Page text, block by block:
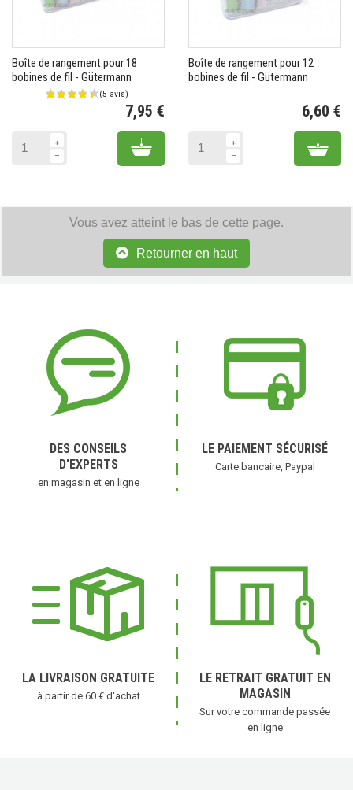
Boîte de rangement pour 18
bobines de fil - Gütermann
7,95 €
Add to cart
Boîte de rangement pour 12
bobines de fil - Gütermann
6,60 €
Add
Vous avez atteint le bas de cette page.
Retourner en haut
DES CONSEILS
D'EXPERTS
en magasin et en ligne
LE PAIEMENT SÉCURISÉ
Carte bancaire, Paypal
LA LIVRAISON GRATUITE
à partir de 60 € d'achat
LE RETRAIT GRATUIT EN
MAGASIN
Sur votre commande passée
en ligne